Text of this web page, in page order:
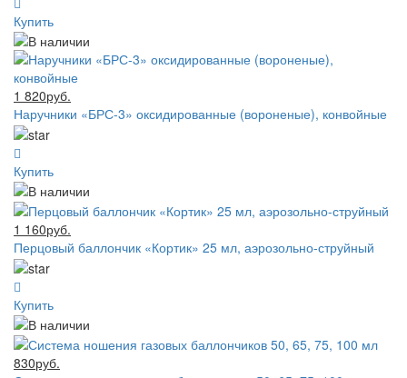
Купить
1 820руб.
Наручники «БРС-3» оксидированные (вороненые), конвойные
Купить
1 160руб.
Перцовый баллончик «Кортик» 25 мл, аэрозольно-струйный
Купить
830руб.